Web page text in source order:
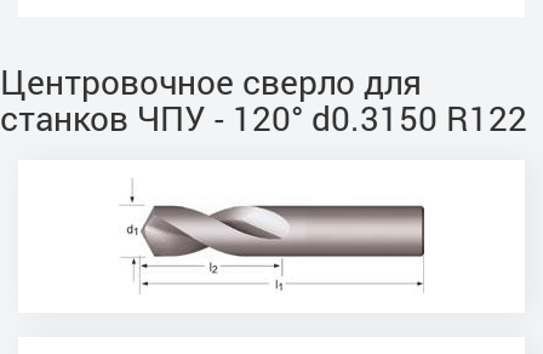
Центровочное сверло для
станков ЧПУ - 120° d0.3150 R122